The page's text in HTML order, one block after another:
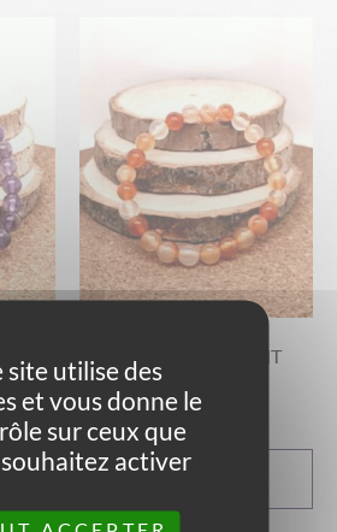
BRACELET ENFANT
CORNALINE
15,00
CHOIX DES
site utilise des
et vous donne le
sur ceux que
activer